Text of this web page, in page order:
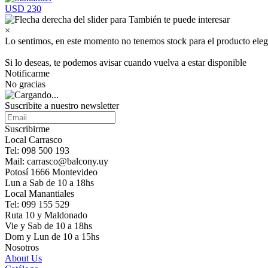
USD 230
×
Lo sentimos, en este momento no tenemos stock para el producto
Si lo deseas, te podemos avisar cuando vuelva a estar disponible
Notificarme
No gracias
Suscribite a nuestro newsletter
Suscribirme
Local Carrasco
Tel: 098 500 193
Mail: carrasco@balcony.uy
Potosí 1666 Montevideo
Lun a Sab de 10 a 18hs
Local Manantiales
Tel: 099 155 529
Ruta 10 y Maldonado
Vie y Sab de 10 a 18hs
Dom y Lun de 10 a 15hs
Nosotros
About Us